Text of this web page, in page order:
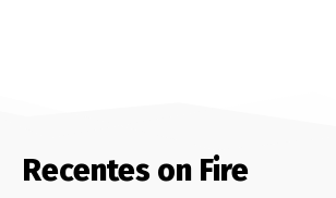
Recentes on Fire